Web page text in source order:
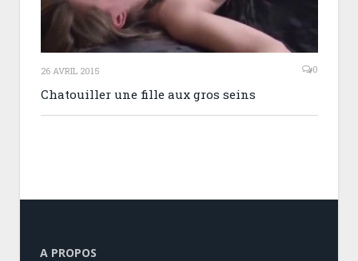
26 AVRIL 2015 0
Chatouiller une fille aux gros seins
A PROPOS